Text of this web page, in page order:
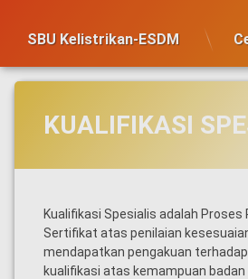
SBU Kelistrikan-ESDM
KUALIFIKASI
Kualifikasi Spesialis adalah Proses
Sertifikat atas penilaian
mendapatkan pengakuan
kualifikasi atas kemampuan badan